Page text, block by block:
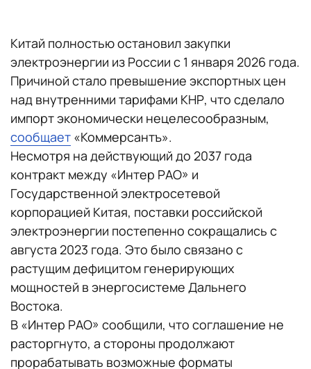
Китай полностью остановил закупки
электроэнергии из России с 1 января 2026 года.
Причиной стало превышение экспортных цен
над внутренними тарифами КНР, что сделало
импорт экономически нецелесообразным,
сообщает «Коммерсантъ».
Несмотря на действующий до 2037 года
контракт между «Интер РАО» и
Государственной электросетевой
корпорацией Китая, поставки российской
электроэнергии постепенно сокращались с
августа 2023 года. Это было связано с
растущим дефицитом генерирующих
мощностей в энергосистеме Дальнего
Востока.
В «Интер РАО» сообщили, что соглашение не
расторгнуто, а стороны продолжают
прорабатывать возможные форматы